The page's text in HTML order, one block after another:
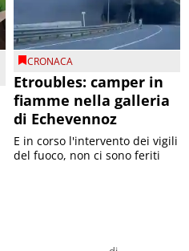
CRONACA
Etroubles: camper in
fiamme nella galleria
di Echevennoz
E in corso l'intervento dei vigili
del fuoco, non ci sono feriti